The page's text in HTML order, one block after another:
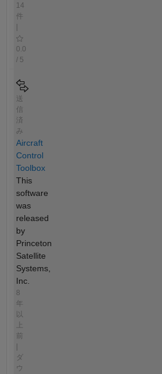
14
件
0.0
/ 5
送
信
済
み
Aircraft
Control
Toolbox
This
software
was
released
by
Princeton
Satellite
Systems,
Inc.
8
年
以
前
ダ
ウ